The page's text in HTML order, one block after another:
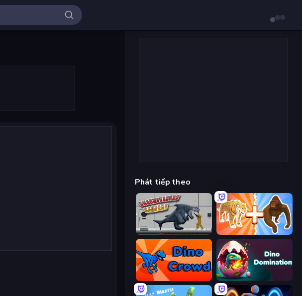
Phát tiếp theo
Sharkosaurus Rampage Animal DNA Run
Dino Crowd Dino Domination